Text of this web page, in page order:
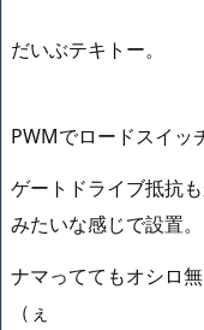
だいぶテキトー。
PWMでロードスイッ
ゲートドライブ抵抗
みたいな感じで設置。
ナマっててもオシロ
（ぇ